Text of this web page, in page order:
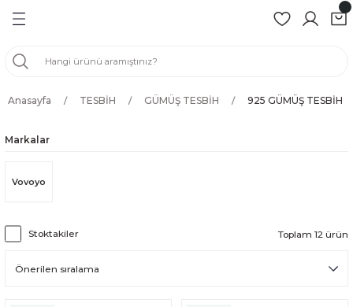
Anasayfa TESBİH GÜMÜŞ TESBİH 925 GÜMÜŞ TESBİH
Markalar
Vovoyo
Stoktakiler Toplam 12 ürün